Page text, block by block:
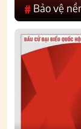
# Bảo vệ